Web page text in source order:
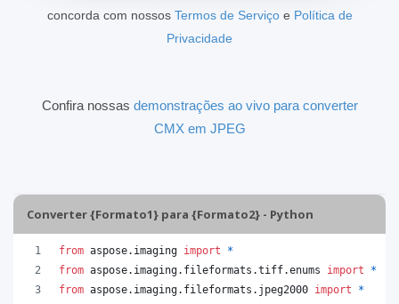
concorda com nossos Termos de Serviçoe Política de
Privacidade
Confira nossas demonstrações ao vivo para converter
CMX em JPEG
Converter {Formato1} para {Formato2} - Python
from aspose. imaging import
*
from aspose. imaging. fileformats .tiff.enums import
*
from aspose. imaging. fileformats . jpeg2000 import
*